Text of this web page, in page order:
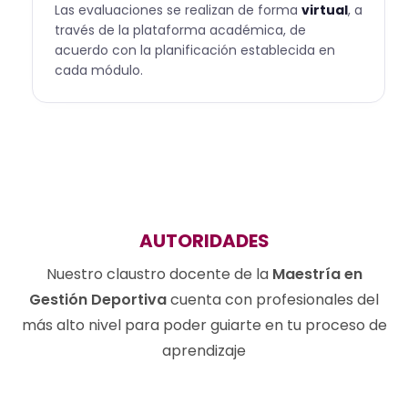
Las evaluaciones se realizan de forma virtual, a
través de la plataforma académica, de
acuerdo con la planificación establecida en
cada módulo.
AUTORIDADES
Nuestro claustro docente de la Maestría en
Gestión Deportivacuenta con profesionales del
más alto nivel para poder guiarte en tu proceso de
aprendizaje